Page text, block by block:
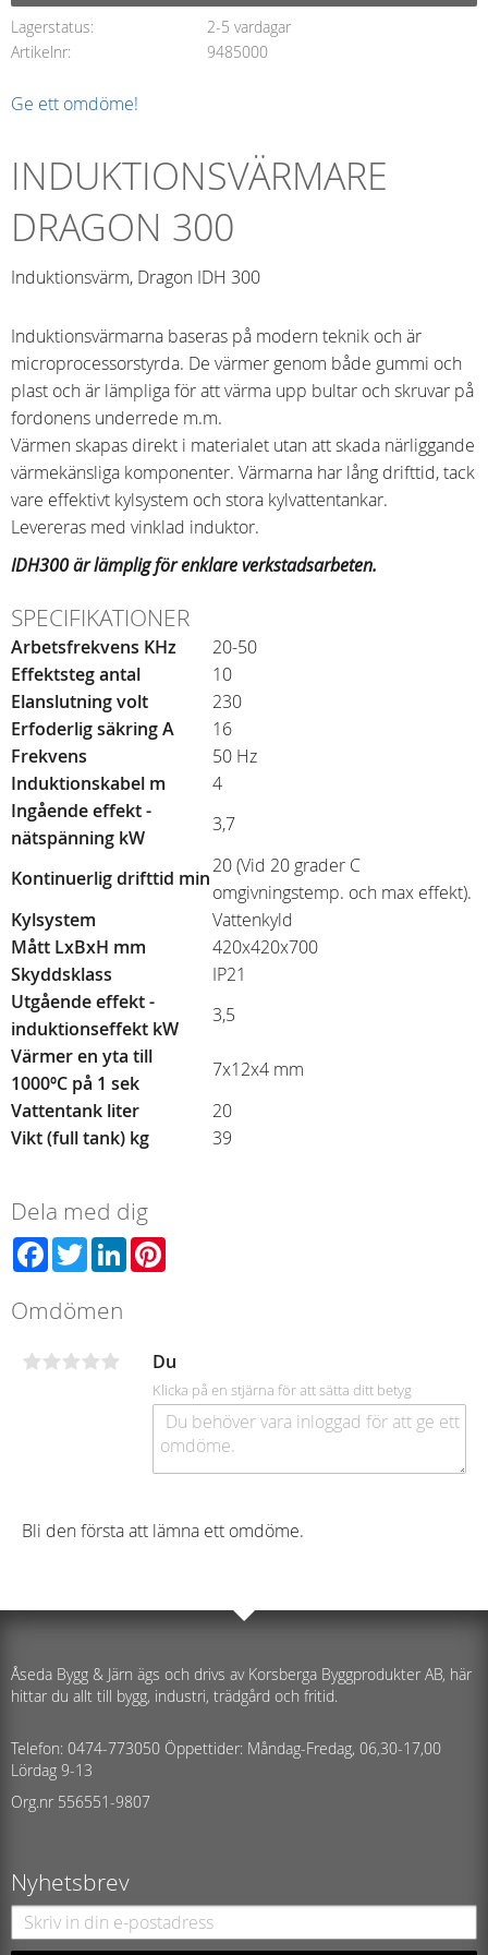
Lagerstatus
2-5 vardagar
Artikelnr
9485000
Ge ett omdöme!
INDUKTIONSVÄRMARE
DRAGON 300
Induktionsvärm, Dragon IDH 300
Induktionsvärmarna baseras på modern teknik och är
microprocessorstyrda. De värmer genom både gummi och
plast och är lämpliga för att värma upp bultar och skruvar på
fordonens underrede m.m.
Värmen skapas direkt i materialet utan att skada närliggande
värmekänsliga komponenter. Värmarna har lång drifttid, tack
vare effektivt kylsystem och stora kylvattentankar.
Levereras med vinklad induktor.
IDH300 är lämplig för enklare verkstadsarbeten.
SPECIFIKATIONER
Arbetsfrekvens KHz
20-50
Effektsteg antal
10
Elanslutning volt
230
Erfoderlig säkring A
16
Frekvens
50 Hz
Induktionskabel m
4
Ingående effekt -
nätspänning kW
3,7
Kontinuerlig drifttid min
20 (Vid 20 grader C
omgivningstemp. och max effekt).
Kylsystem
Vattenkyld
Mått LxBxH mm
420x420x700
Skyddsklass
IP21
Utgående effekt -
induktionseffekt kW
3,5
Värmer en yta till
1000ºC på 1 sek
7x12x4 mm
Vattentank liter
20
Vikt (full tank) kg
39
Dela med dig
Facebook
TwitterLinkedIn
Omdömen
Du
Klicka på en stjärna för att sätta ditt betyg
Bli den första att lämna ett omdöme.
Åseda Bygg & Järn ägs och drivs av Korsberga Byggprodukter AB, här
hittar du allt till bygg, industri, trädgård och fritid.
Telefon: 0474-773050 Öppettider: Måndag-Fredag, 06,30-17,00
Lördag 9-13
Org.nr 556551-9807
Nyhetsbrev